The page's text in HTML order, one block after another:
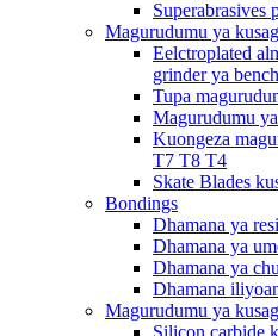
Superabrasives
Magurudumu ya
Eelctroplated
grinder ya
Tupa
Magurudumu
Kuongeza
T7 T8 T4
Skate Blades
Bondings
Dhamana ya
Dhamana ya
Dhamana ya
Dhamana
Magurudumu ya
Silicon carbide